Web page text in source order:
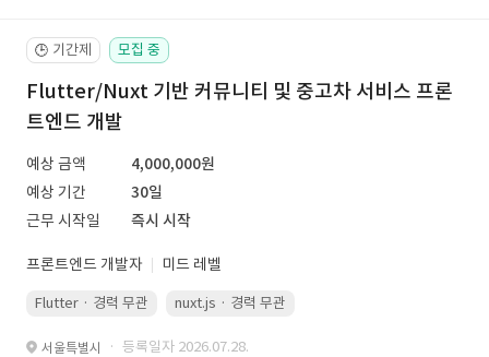
🕒 기간제 모집 중
Flutter/Nuxt 기반 커뮤니티 및 중고차 서비스 프론
트엔드 개발
예상 금액
4,000,000원
예상 기간
30일
근무 시작일
즉시 시작
프론트엔드 개발자 미드 레벨
Flutter · 경력 무관 nuxt.js · 경력 무관
서울특별시 · 등록일자 2026.07.28.